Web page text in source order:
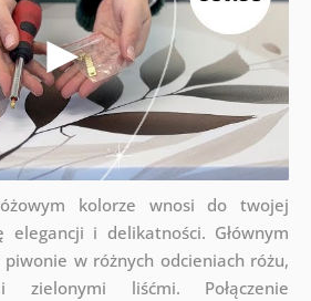
kolorze wnosi do twojej
elegancji i delikatności. Głównym
w różnych odcieniach różu,
zielonymi liśćmi. Połączenie